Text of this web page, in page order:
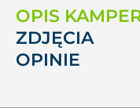
OPIS
ZDJĘCIA
OPINIE